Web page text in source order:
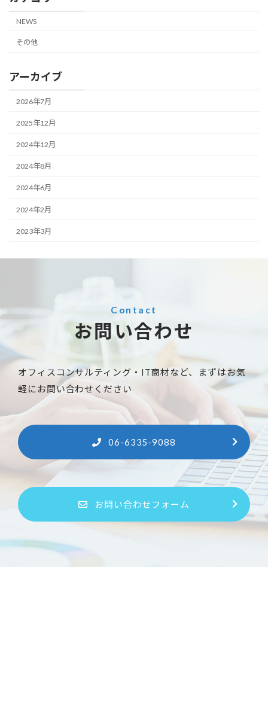
NEWS
その他
アーカイブ
2026年7月
2025年12月
2024年12月
2024年8月
2024年6月
2024年2月
2023年3月
Contact
お問い合わせ
オフィスコンサルティング・IT商材など、まずはお気
軽にお問い合わせください
06-6335-9088
お問い合わせフォーム